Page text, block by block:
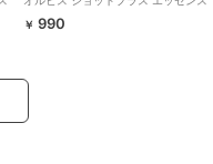
ローション つめかえ用 150mL
￥ 990